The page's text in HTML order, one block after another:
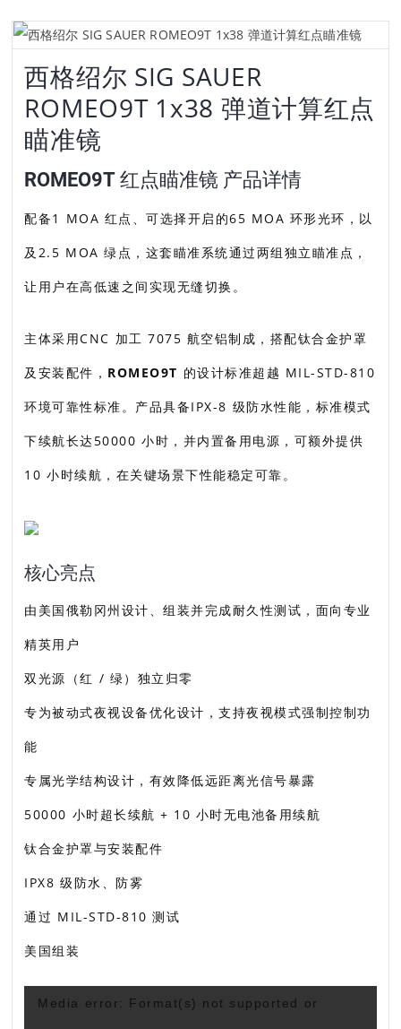
西格绍尔 SIG SAUER
ROMEO9T 1x38 弹道计算红点
瞄准镜
ROMEO9T 红点瞄准镜 产品详情
配备1 MOA 红点、可选择开启的65 MOA 环形光环，以
及2.5 MOA 绿点，这套瞄准系统通过两组独立瞄准点，
让用户在高低速之间实现无缝切换。
主体采用CNC 加工 7075 航空铝制成，搭配钛合金护罩
及安装配件， ROMEO9T 的设计标准超越 MIL-STD-810
环境可靠性标准。产品具备IPX-8 级防水性能，标准模式
下续航长达50000 小时，并内置备用电源，可额外提供
10 小时续航，在关键场景下性能稳定可靠。
核心亮点
由美国俄勒冈州设计、组装并完成耐久性测试，面向专业
精英用户
双光源（红 / 绿）独立归零
专为被动式夜视设备优化设计，支持夜视模式强制控制功
能
专属光学结构设计，有效降低远距离光信号暴露
50000 小时超长续航 + 10 小时无电池备用续航
钛合金护罩与安装配件
IPX8 级防水、防雾
通过 MIL-STD-810 测试
美国组装
Media error: Format(s) not supported or